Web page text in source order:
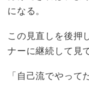
になる。
この見直しを後押
ナーに継続して見
「自己流でやっ